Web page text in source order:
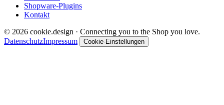
Shopware-Plugins
Kontakt
© 2026 cookie.design · Connecting you to the Shop you love.
DatenschutzImpressum Cookie-Einstellungen